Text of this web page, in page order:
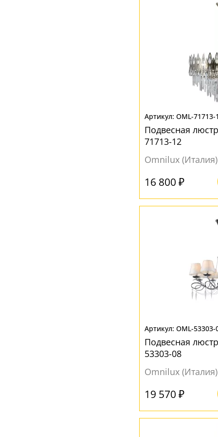
OML-71713-
Подвесная
71713-12
Omnilux (Италия)
16 800 ₽
OML-53303-
Подвесная
53303-08
Omnilux (Италия)
19 570 ₽